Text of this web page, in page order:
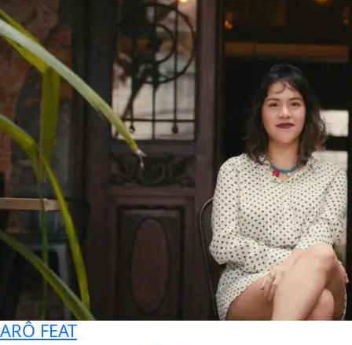
ARÔ FEAT